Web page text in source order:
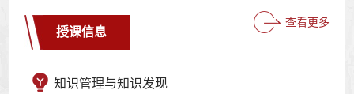
授课信息
查看更多
知识管理与知识发现